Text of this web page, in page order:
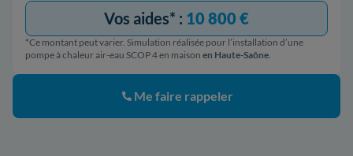
Vos aides* : 10 800 €
*Ce montant peut varier. Simulation réalisée pour l’installation d’une
pompe à chaleur air-eau SCOP 4 en maison en Haute-Saône.
Me faire rappeler